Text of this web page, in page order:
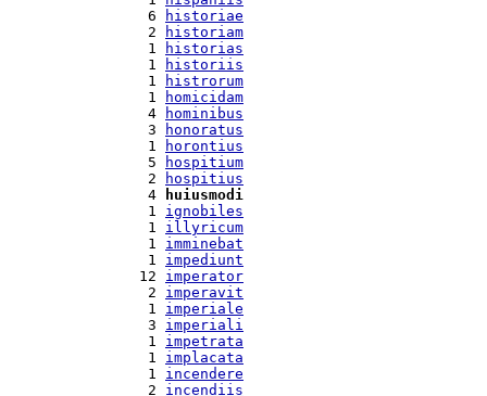
  6
historiae
  2
historiam
  1
historias
  1
historiis
  1
histrorum
  1
homicidam
  4
hominibus
  3
honoratus
  1
horontius
  5
hospitium
  2
hospitius
  4
huiusmodi
  1
ignobiles
  1
illyricum
  1
imminebat
  1
impediunt
12 imperator
  2
imperavit
  1
imperiale
  3
imperiali
  1
impetrata
  1
implacata
  1
incendere
  2
incendiis